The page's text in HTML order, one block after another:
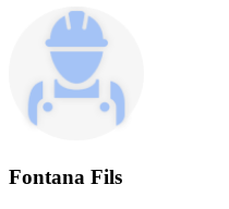
Fontana Fils